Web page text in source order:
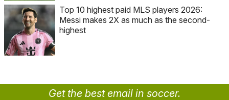
Top 10 highest paid MLS players 2026:
Messi makes 2X as much as the second-
highest
Get the best email in soccer.